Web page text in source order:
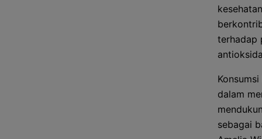
terhadap
dalam
sebagai